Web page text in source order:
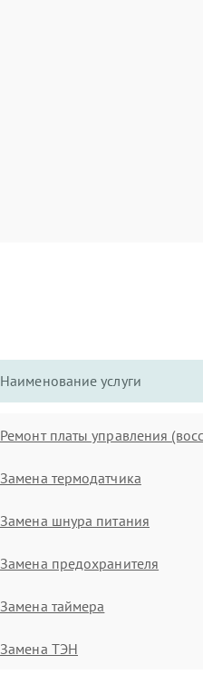
Наименование услуги
Ремонт платы управления
Замена термодатчика
Замена шнура питания
Замена предохранителя
Замена таймера
Замена ТЭН